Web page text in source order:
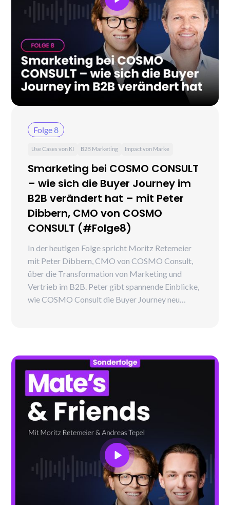
Folge 8
Use Cases von KI B2B Marketing Impact von Marke
Smarketing bei COSMO CONSULT
– wie sich die Buyer Journey im
B2B verändert hat – mit Peter
Dibbern, CMO von COSMO
CONSULT (#Folge8)
In der heutigen Folge spricht Moritz Retemeier
mit Peter Dibbern, CMO von COSMO Consult,
über die Transformation von Marketing und
Vertrieb im B2B. Peter gibt spannende Einblicke,
wie COSMO Consult die Buyer Journey neu
spricht Peter über die wichtigsten Themen und
Herausforderungen für COSMO Consult in 2025.